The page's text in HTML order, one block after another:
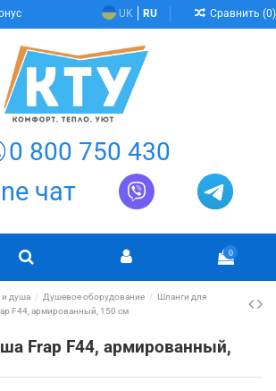
UK RU Сравнить (0)
0 800 750 430
чат
0
и душа Душевое оборудование
Шланги для
F44, армированный, 150 см
Frap F44, армированный,